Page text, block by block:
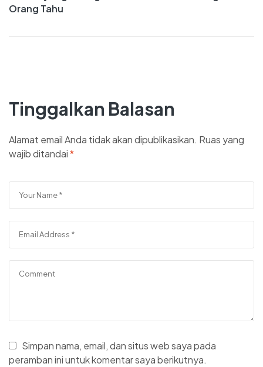
Orang Tahu
Tinggalkan Balasan
Alamat email Anda tidak akan dipublikasikan. Ruas yang
wajib ditandai*
Simpan nama, email, dan situs web saya pada
peramban ini untuk komentar saya berikutnya.